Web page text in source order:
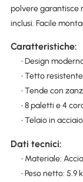
polvere garantisce
inclusi. Facile
Caratteristiche:
• Design
• Tetto
• Tende con
• 8 paletti e 4
• Telaio in
Dati tecnici:
• Materiale:
• Peso netto: 5.9